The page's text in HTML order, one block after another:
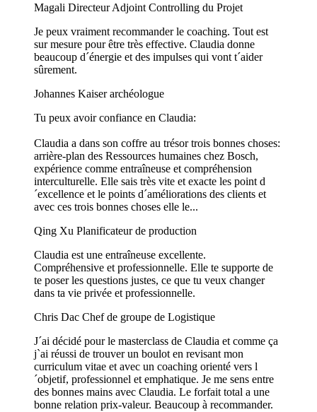
Magali Directeur Adjoint Controlling du Projet
Je peux vraiment recommander le coaching. Tout est
sur mesure pour être très effective. Claudia donne
beaucoup d´énergie et des impulses qui vont t´aider
sûrement.
Johannes Kaiserarchéologue
Tu peux avoir confiance en Claudia:
Claudia a dans son coffre au trésor trois bonnes choses:
arrière-plan des Ressources humaines chez Bosch,
expérience comme entraîneuse et compréhension
interculturelle. Elle sais très vite et exacte les point d
´excellence et le points d´améliorations des clients et
avec ces trois bonnes choses elle le...
Qing Xu Planificateur de production
Claudia est une entraîneuse excellente.
Compréhensive et professionnelle. Elle te supporte de
te poser les questions justes, ce que tu veux changer
dans ta vie privée et professionnelle.
Chris Dac Chef de groupe de Logistique
J´ai décidé pour le masterclass de Claudia et comme ça
j`ai réussi de trouver un boulot en revisant mon
curriculum vitae et avec un coaching orienté vers l
´objetif, professionnel et emphatique. Je me sens entre
des bonnes mains avec Claudia. Le forfait total a une
bonne relation prix-valeur. Beaucoup à recommander.